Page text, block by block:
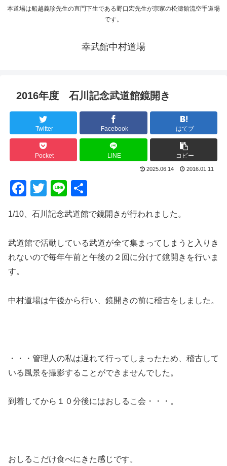
本道場は船越義珍先生の直門下生である野口宏先生が宗家の松濤館流空手道場
です。
幸武館中村道場
2016年度 石川記念武道館鏡開き
Twitter Facebook はてブ
Pocket LINE コピー
2025.06.14 2016.01.11
F
c
e
b
k
T
wi
tt
er
Li
n
e
1/10、石川記念武道館で鏡開きが行われました。
武道館で活動している武道が全て集まってしまうと入りき
れないので毎年午前と午後の２回に分けて鏡開きを行いま
す。
中村道場は午後から行い、鏡開きの前に稽古をしました。
・・・管理人の私は遅れて行ってしまったため、稽古して
いる風景を撮影することができませんでした。
到着してから１０分後にはおしるこ会・・・。
おしるこだけ食べにきた感じです。